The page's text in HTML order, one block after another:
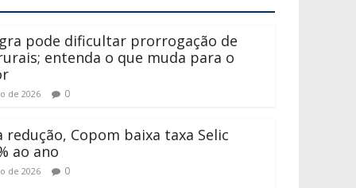
pode dificultar prorrogação de
entenda o que muda para o
de 2026 0
redução, Copom baixa taxa Selic
ao ano
de 2026 0